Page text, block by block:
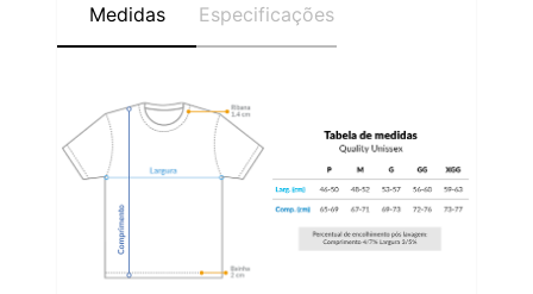
Medidas Especificações